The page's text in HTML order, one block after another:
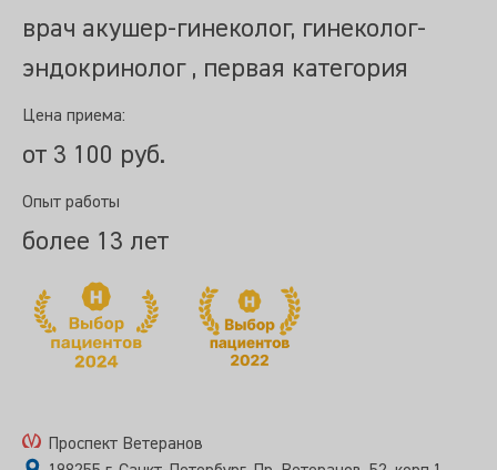
врач акушер-гинеколог, гинеколог-
эндокринолог , первая категория
Цена приема:
от 3 100 руб.
Опыт работы
более 13 лет
Проспект Ветеранов